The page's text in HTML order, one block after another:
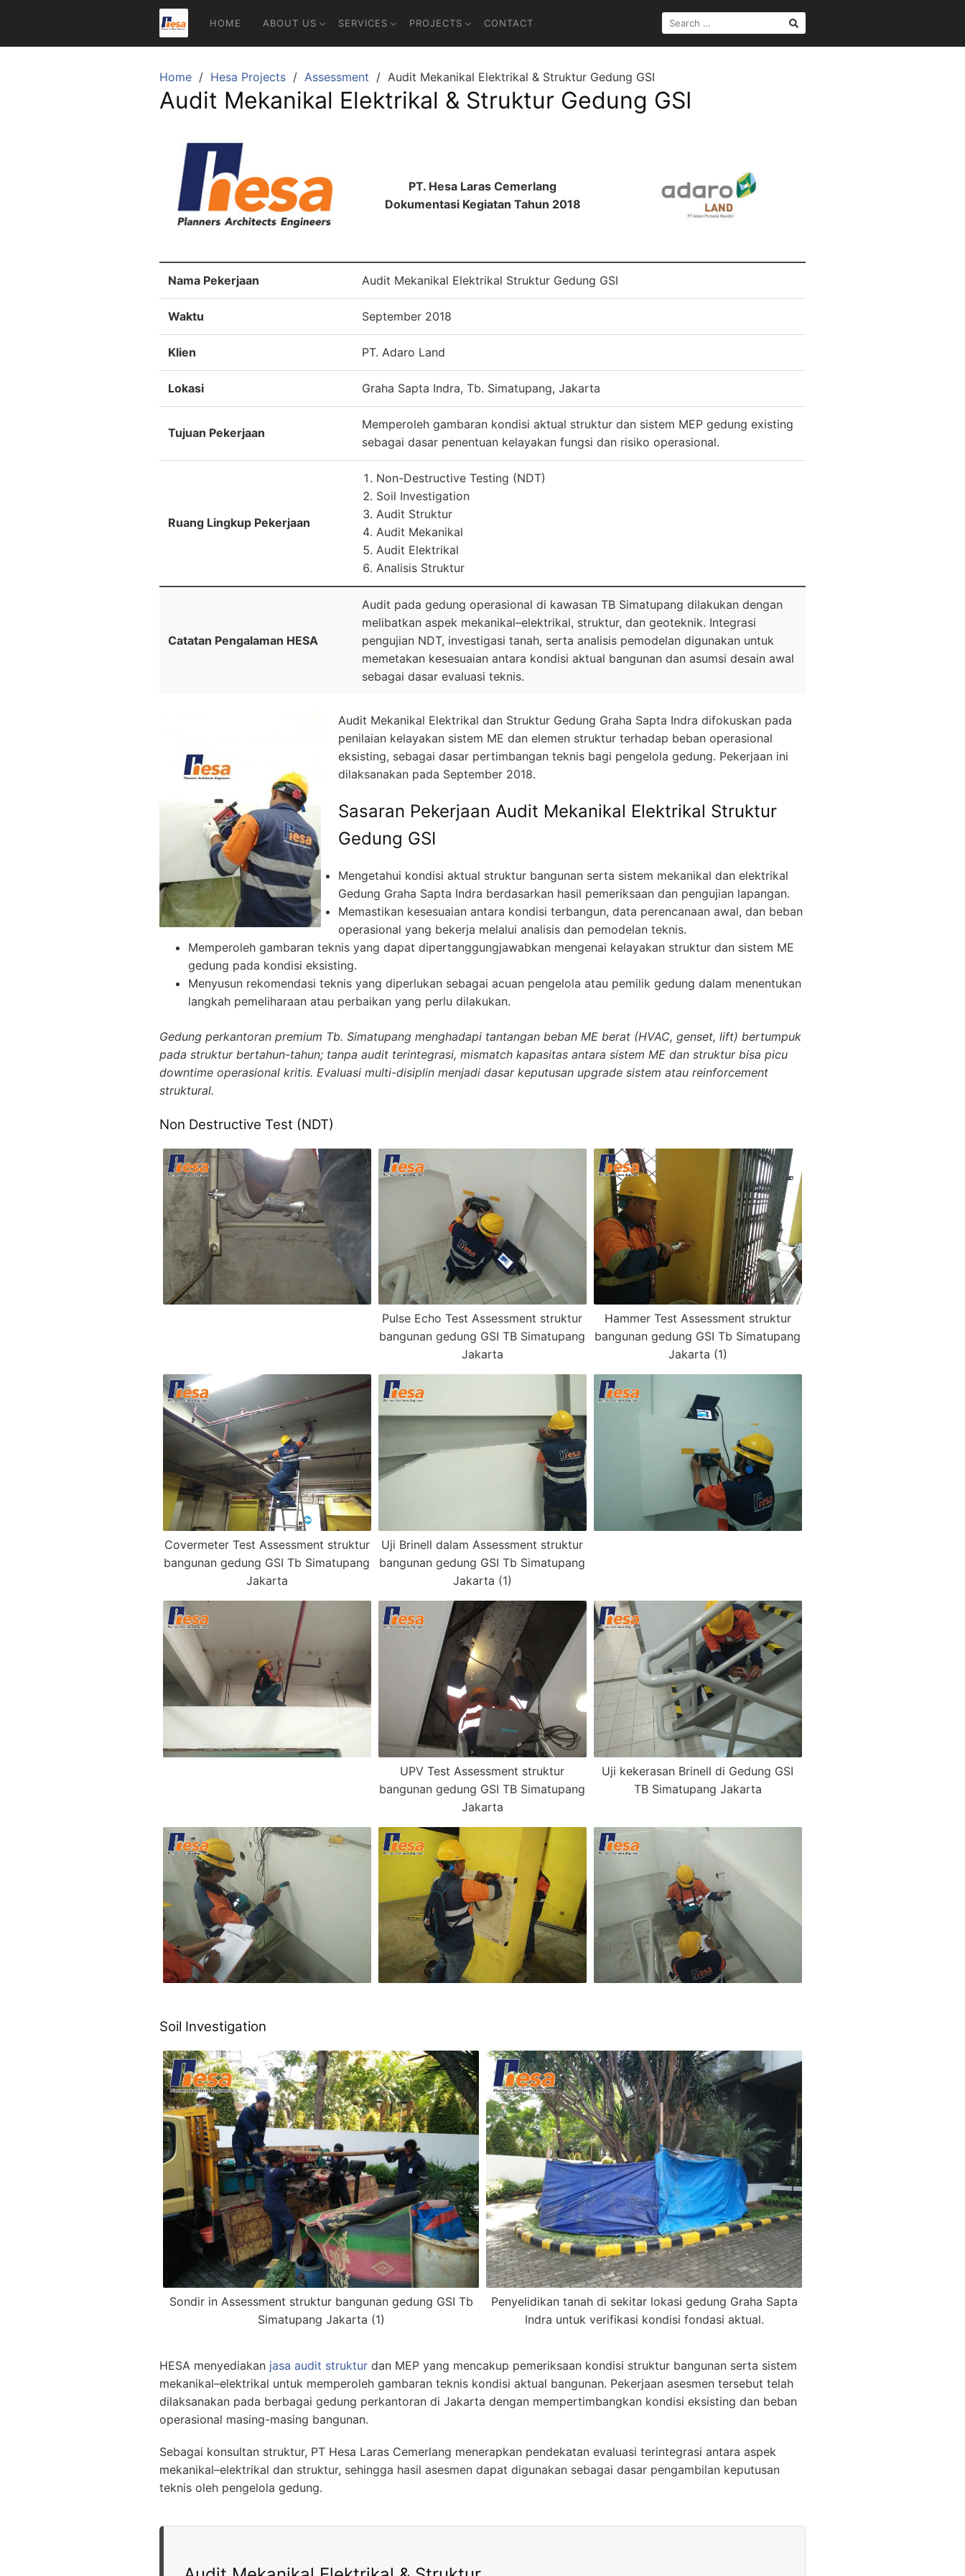
content
HOME ABOUT US SERVICES PROJECTS CONTACT
SEARCH
FOR:
Home Hesa Projects Assessment Audit Mekanikal Elektrikal & Struktur Gedung GSI
Audit Mekanikal Elektrikal & Struktur Gedung GSI
PT. Hesa Laras Cemerlang
Dokumentasi Kegiatan Tahun 2018
Nama Pekerjaan Audit Mekanikal Elektrikal Struktur Gedung GSI
Waktu September 2018
Klien PT. Adaro Land
Lokasi Graha Sapta Indra, Tb. Simatupang, Jakarta
Tujuan Pekerjaan
Memperoleh gambaran kondisi aktual struktur dan sistem MEP gedung existing
sebagai dasar penentuan kelayakan fungsi dan risiko operasional.
Ruang Lingkup Pekerjaan
Non-Destructive Testing (NDT)
Soil Investigation
Audit Struktur
Audit Mekanikal
Audit Elektrikal
Analisis Struktur
Catatan Pengalaman HESA
Audit pada gedung operasional di kawasan TB Simatupang dilakukan dengan
melibatkan aspek mekanikal–elektrikal, struktur, dan geoteknik. Integrasi
pengujian NDT, investigasi tanah, serta analisis pemodelan digunakan untuk
memetakan kesesuaian antara kondisi aktual bangunan dan asumsi desain awal
sebagai dasar evaluasi teknis.
Audit Mekanikal Elektrikal dan Struktur Gedung Graha Sapta Indra difokuskan pada
penilaian kelayakan sistem ME dan elemen struktur terhadap beban operasional
eksisting, sebagai dasar pertimbangan teknis bagi pengelola gedung. Pekerjaan ini
dilaksanakan pada September 2018.
Sasaran Pekerjaan Audit Mekanikal Elektrikal Struktur
Gedung GSI
Mengetahui kondisi aktual struktur bangunan serta sistem mekanikal dan elektrikal
Gedung Graha Sapta Indra berdasarkan hasil pemeriksaan dan pengujian lapangan.
Memastikan kesesuaian antara kondisi terbangun, data perencanaan awal, dan beban
operasional yang bekerja melalui analisis dan pemodelan teknis.
Memperoleh gambaran teknis yang dapat dipertanggungjawabkan mengenai kelayakan struktur dan sistem ME
gedung pada kondisi eksisting.
Menyusun rekomendasi teknis yang diperlukan sebagai acuan pengelola atau pemilik gedung dalam menentukan
langkah pemeliharaan atau perbaikan yang perlu dilakukan.
Gedung perkantoran premium Tb. Simatupang menghadapi tantangan beban ME berat (HVAC, genset, lift) bertumpuk
pada struktur bertahun-tahun; tanpa audit terintegrasi, mismatch kapasitas antara sistem ME dan struktur bisa picu
downtime operasional kritis. Evaluasi multi-disiplin menjadi dasar keputusan upgrade sistem atau reinforcement
struktural.
Non Destructive Test (NDT)
Pulse Echo Test Assessment struktur
bangunan gedung GSI TB Simatupang
Jakarta
Hammer Test Assessment struktur
bangunan gedung GSI Tb Simatupang
Jakarta (1)
Covermeter Test Assessment struktur
bangunan gedung GSI Tb Simatupang
Jakarta
Uji Brinell dalam Assessment struktur
bangunan gedung GSI Tb Simatupang
Jakarta (1)
UPV Test Assessment struktur
bangunan gedung GSI TB Simatupang
Jakarta
Uji kekerasan Brinell di Gedung GSI
TB Simatupang Jakarta
Soil Investigation
Sondir in Assessment struktur bangunan gedung GSI Tb
Simatupang Jakarta (1)
Penyelidikan tanah di sekitar lokasi gedung Graha Sapta
Indra untuk verifikasi kondisi fondasi aktual.
HESA menyediakan jasa audit struktur dan MEP yang mencakup pemeriksaan kondisi struktur bangunan serta sistem
mekanikal–elektrikal untuk memperoleh gambaran teknis kondisi aktual bangunan. Pekerjaan asesmen tersebut telah
dilaksanakan pada berbagai gedung perkantoran di Jakarta dengan mempertimbangkan kondisi eksisting dan beban
operasional masing-masing bangunan.
Sebagai konsultan struktur, PT Hesa Laras Cemerlang menerapkan pendekatan evaluasi terintegrasi antara aspek
mekanikal–elektrikal dan struktur, sehingga hasil asesmen dapat digunakan sebagai dasar pengambilan keputusan
teknis oleh pengelola gedung.